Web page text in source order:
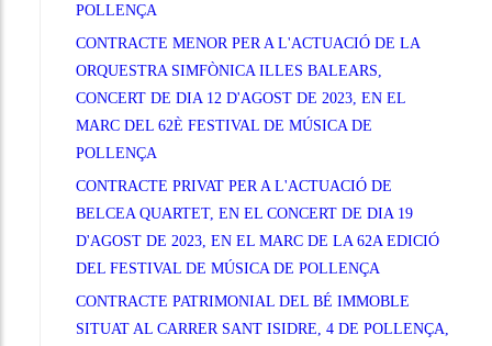
POLLENÇA
CONTRACTE MENOR PER A L'ACTUACIÓ DE LA
ORQUESTRA SIMFÒNICA ILLES BALEARS,
CONCERT DE DIA 12 D'AGOST DE 2023, EN EL
MARC DEL 62È FESTIVAL DE MÚSICA DE
POLLENÇA
CONTRACTE PRIVAT PER A L'ACTUACIÓ DE
BELCEA QUARTET, EN EL CONCERT DE DIA 19
D'AGOST DE 2023, EN EL MARC DE LA 62A EDICIÓ
DEL FESTIVAL DE MÚSICA DE POLLENÇA
CONTRACTE PATRIMONIAL DEL BÉ IMMOBLE
SITUAT AL CARRER SANT ISIDRE, 4 DE POLLENÇA,